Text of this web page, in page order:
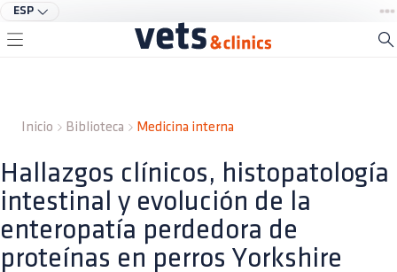
ESP
Inicio Biblioteca Medicina interna
Hallazgos clínicos, histopatología
intestinal y evolución de la
enteropatía perdedora de
proteínas en perros Yorkshire